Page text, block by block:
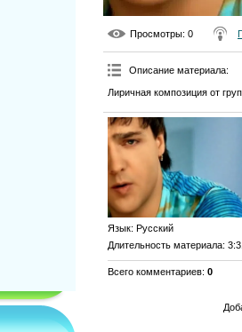
Просмотры: 0
Описание материала:
Лиричная композиция от
Язык: Русский
Длительность материала:
Всего комментариев: 0